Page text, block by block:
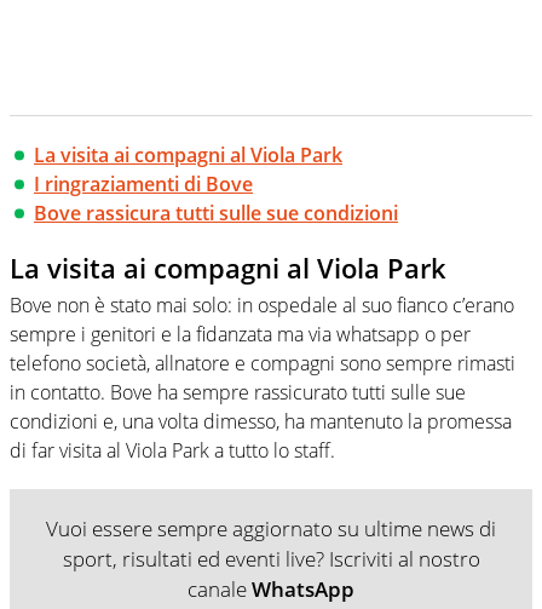
La visita ai compagni al Viola Park
I ringraziamenti di Bove
Bove rassicura tutti sulle sue condizioni
La visita ai compagni al Viola Park
Bove non è stato mai solo: in ospedale al suo fianco c’erano
sempre i genitori e la fidanzata ma via whatsapp o per
telefono società, allnatore e compagni sono sempre rimasti
in contatto. Bove ha sempre rassicurato tutti sulle sue
condizioni e, una volta dimesso, ha mantenuto la promessa
di far visita al Viola Park a tutto lo staff.
Vuoi essere sempre aggiornato su ultime news di
sport, risultati ed eventi live? Iscriviti al nostro
canaleWhatsApp